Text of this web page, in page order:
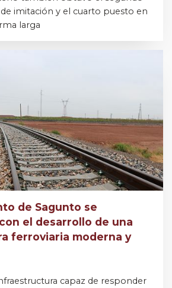
imitación y el cuarto puesto en
larga
de Sagunto se
el desarrollo de una
ferroviaria moderna y
capaz de responder